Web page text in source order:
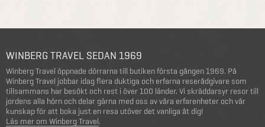
WINBERG TRAVEL SEDAN 1969
Winberg Travel öppnade dörrarna till butiken första gången 1969. På
Winberg Travel jobbar idag flera duktiga och erfarna reserådgivare som
tillsammans har besökt och rest i över 100 länder. Vi skräddarsyr resor till
jordens alla hörn och delar gärna med oss av våra erfarenheter och vår
kunskap för att boka just en resa utöver det vanliga åt dig!
Läs mer om Winberg Travel.